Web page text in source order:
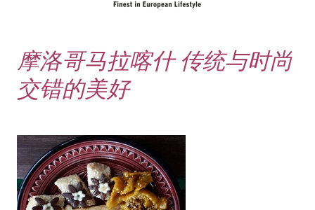
摩洛哥马拉喀什 传统与时尚
交错的美好